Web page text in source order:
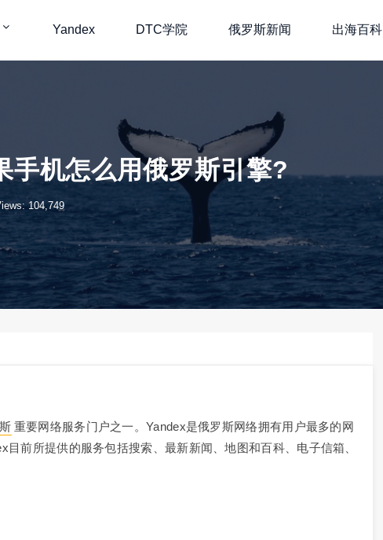
Yandex DTC学院 俄罗斯新闻 出海百科
手机怎么用俄罗斯引擎?
104,749
重要网络服务门户之一。Yandex是俄罗斯网络拥有用户最多的网
前所提供的服务包括搜索、最新新闻、地图和百科、电子信箱、